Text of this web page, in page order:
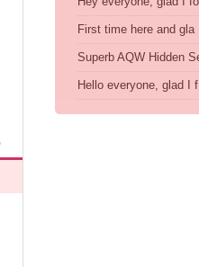
First time here and gla
Superb AQW Hidden
Hello everyone, glad I f